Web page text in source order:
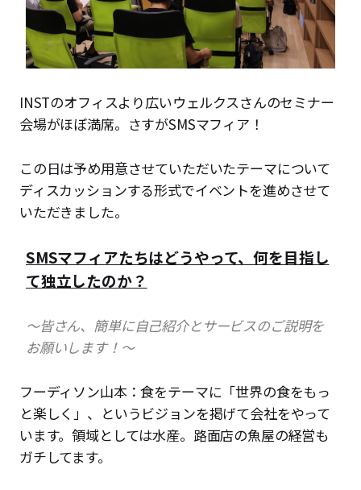
INSTのオフィスより広いウェルクスさんのセミナー
会場がほぼ満席。さすがSMSマフィア！
この日は予め用意させていただいたテーマについて
ディスカッションする形式でイベントを進めさせて
いただきました。
SMSマフィアたちはどうやって、何を目指し
て独立したのか？
〜皆さん、簡単に自己紹介とサービスのご説明を
お願いします！〜
フーディソン山本：食をテーマに「世界の食をもっ
と楽しく」、というビジョンを掲げて会社をやって
います。領域としては水産。路面店の魚屋の経営も
ガチしてます。